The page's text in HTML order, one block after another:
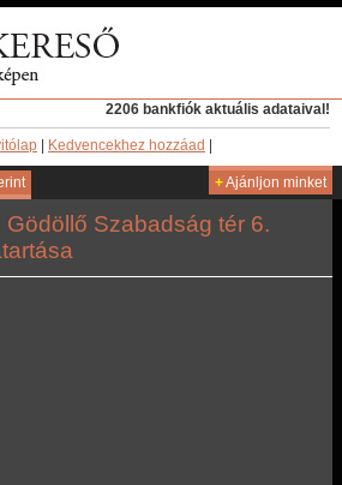
2206 bankfiók aktuális adataival!
Kedvencekhez hozzáad
+Ajánljon minket
Szabadság tér 6.